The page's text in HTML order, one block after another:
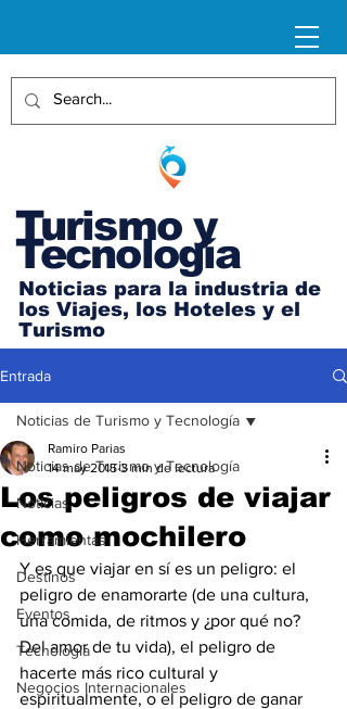
Turismo y
Tecnología
Noticias para la industria de
los Viajes, los Hoteles y el
Turismo
Entrada
Noticias de Turismo y Tecnología
Noticias
Herramientas
Destinos
Eventos
Tecnología
Negocios Internacionales
Noticias de Turismo y Tecnología
Los peligros de viajar
como mochilero
Ramiro Parias
14 may 2015 3 min de lectura
Y es que viajar en sí es un peligro: el
peligro de enamorarte (de una cultura,
una comida, de ritmos y ¿por qué no?
Del amor de tu vida), el peligro de
hacerte más rico cultural y
espiritualmente, o el peligro de ganar